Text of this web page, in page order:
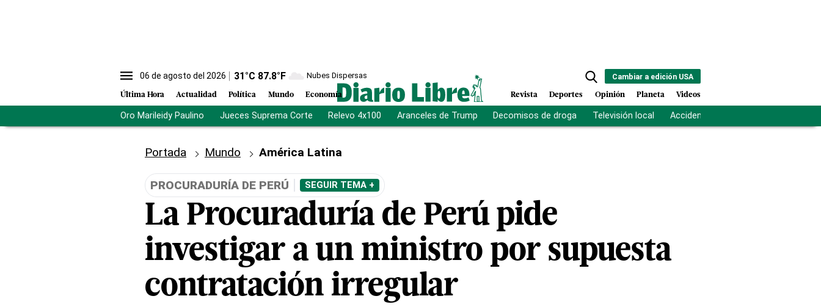
06 de agosto del 2026 31°C 87.8°F Nubes Dispersas
Última Hora Actualidad Política Mundo Economía
Cambiar a edición USA
Revista Deportes Opinión Planeta Videos
Oro Marileidy Paulino Jueces Suprema Corte Relevo 4x100 Aranceles de Trump Decomisos de droga Televisión local Accidente Los Ríos
Portada Mundo América Latina
PROCURADURÍA DE PERÚ SEGUIR TEMA +
La Procuraduría de Perú pide
investigar a un ministro por supuesta
contratación irregular